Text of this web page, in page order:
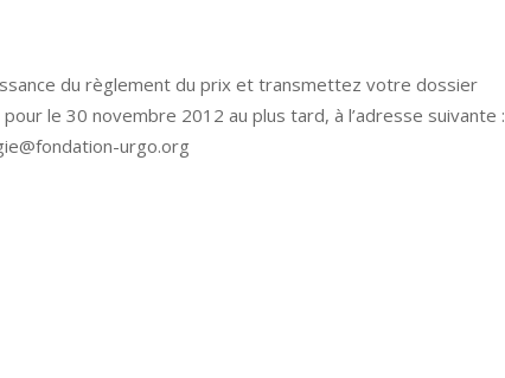
du règlement du prix et transmettez votre dossier
le 30 novembre 2012 au plus tard, à l’adresse suivante :
urgo.org